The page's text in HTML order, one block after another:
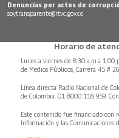
Denuncias por actos de
soytransparente@rtvc.gov.co
Horario de
Lunes a viernes de 8:30 a.m.a 1:00
de Medios Públicos, Carrera 45 #
Línea directa Radio Nacional de
de Colombia: 01 8000 118 959.
Este contenido fue financiado con
Información y las Comunicaciones